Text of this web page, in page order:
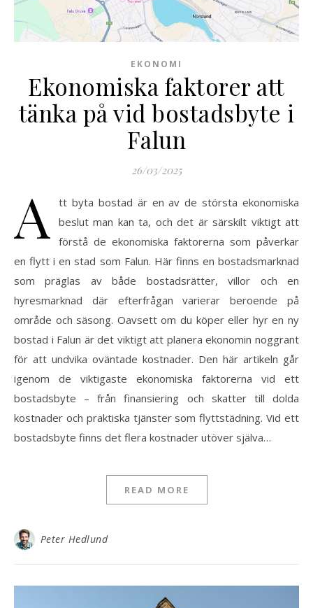
EKONOMI
Ekonomiska faktorer att
tänka på vid bostadsbyte i
Falun
26/03/2025
A
tt byta bostad är en av de största ekonomiska
beslut man kan ta, och det är särskilt viktigt att
förstå de ekonomiska faktorerna som påverkar
en flytt i en stad som Falun. Här finns en bostadsmarknad
som präglas av både bostadsrätter, villor och en
hyresmarknad där efterfrågan varierar beroende på
område och säsong. Oavsett om du köper eller hyr en ny
bostad i Falun är det viktigt att planera ekonomin noggrant
för att undvika oväntade kostnader. Den här artikeln går
igenom de viktigaste ekonomiska faktorerna vid ett
bostadsbyte – från finansiering och skatter till dolda
kostnader och praktiska tjänster som flyttstädning. Vid ett
bostadsbyte finns det flera kostnader utöver själva…
READ MORE
Peter Hedlund